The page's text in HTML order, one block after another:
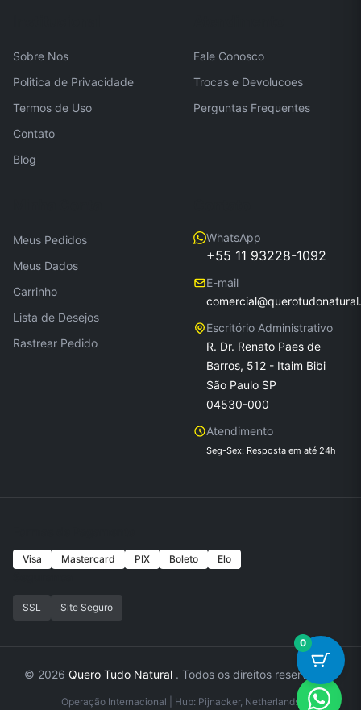
Sobre Nos
Politica de Privacidade
Termos de Uso
Contato
Blog
Fale Conosco
Trocas e Devolucoes
Perguntas Frequentes
Meus Pedidos
Meus Dados
Carrinho
Lista de Desejos
Rastrear Pedido
WhatsApp
+55 11 93228-1092
E-mail
Escritório Administrativo
R. Dr. Renato Paes de
Barros, 512 - Itaim Bibi
São Paulo SP
04530-000
Atendimento
Seg-Sex: Resposta em até 24h
Visa Mastercard PIX Boleto Elo
SSL Site Seguro
© 2026 Quero Tudo Natural . Todos os direitos reservados.
Operação Internacional | Hub: Pijnacker, Netherlands
0